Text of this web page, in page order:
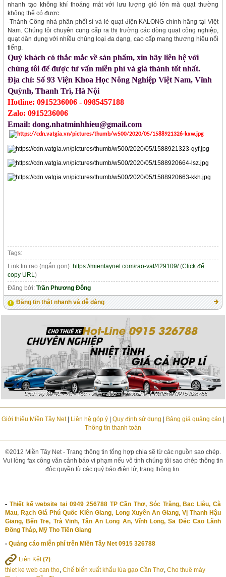
nhanh tạo không khí thoáng mát với lưu lượng gió lớn mà quạt thường
không thể có được.
-Thành Công nhà phân phối sỉ và lẻ quạt điện KALONG chính hãng tại Việt
Nam. Chúng tôi chuyên cung cấp ra thị trường các dòng quạt công nghiệp,
quạt dân dụng với nhiều chủng loại đa dạng, cao cấp mang thương hiệu nổi
tiếng.
Quý khách có thắc mắc về sản phẩm, xin hãy liên hệ với
chúng tôi để được tư vấn miễn phí và giá thành tốt nhất.
Địa chỉ: Số 93 Viện Khoa Học Nông Nghiệp Việt Nam, Vĩnh
Quỳnh, Thanh Trì, Hà Nội
Hotline: 0915236006 - 0985457188
Zalo: 0915236006
Email: dong.nhatminhhieu@gmail.com
Tags:
Link tin rao (ngắn gọn): https://mientaynet.com/rao-vat/429109/(Click để
copy URL)
Đăng bởi:Trần Phương Đông
Đăng tin thật nhanh và dễ dàng
Giới thiệu Miền Tây Net| Liên hệ góp ý| Quy định sử dụng Bảng giá quảng cáo|
Thông tin thanh toán
©2012 Miền Tây Net - Trang thông tin tổng hợp chia sẽ từ các nguồn sao chép.
Vui lòng fax công văn cảnh báo vi phạm nếu vô tình chúng tôi sao chép thông tin
độc quyền từ các quý báo điện tử, trang thông tin.
- Thiết kế website tại 0949 256788 TP Cần Thơ, Sóc Trăng, Bạc Liêu, Cà
Mau, Rạch Giá Phú Quốc Kiên Giang, Long Xuyên An Giang, Vị Thanh Hậu
Giang, Bến Tre, Trà Vinh, Tân An Long An, Vĩnh Long, Sa Đéc Cao Lãnh
Đồng Tháp, Mỹ Tho Tiền Giang
- Quảng cáo miễn phí trên Miền Tây Net 0915 326788
Liên Kết(?):
thiet ke web can tho, Chế biến xuất khẩu lúa gạo Cần Thơ, Cho thuê máy